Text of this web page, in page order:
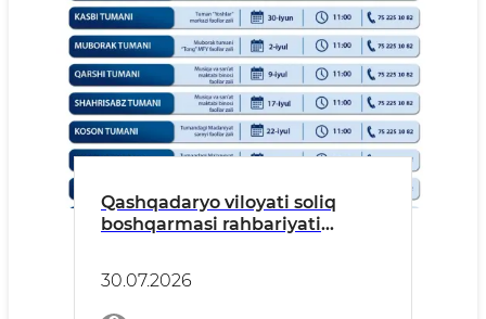
Qashqadaryo viloyati soliq
boshqarmasi rahbariyati
tashkil etilmoqda.
30.07.2026